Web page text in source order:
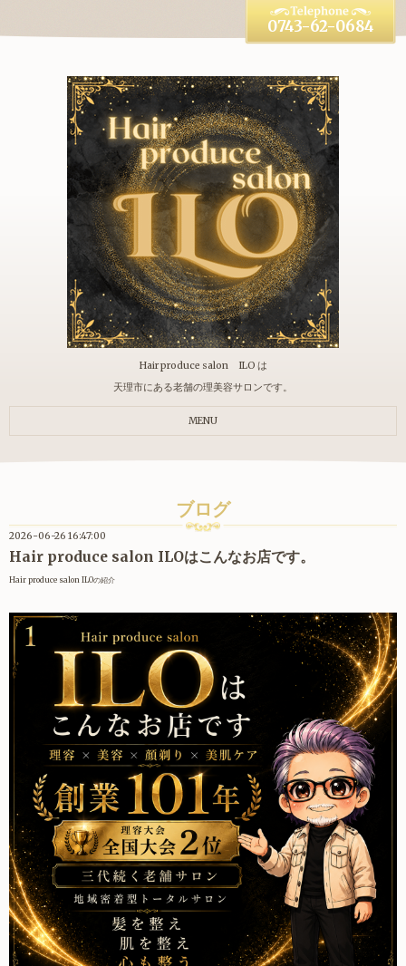
Hair produce salon ILO は
天理市にある老舗の理美容サロンです。
0743-62-0684
MENU
ブログ
2026-06-26 16:47:00
Hair produce salon ILOはこんなお店です。
Hair produce salon ILOの紹介